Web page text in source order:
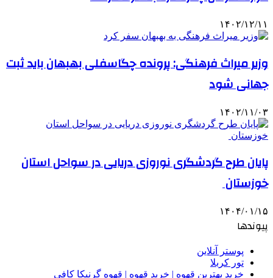
۱۴۰۲/۱۲/۱۱
وزیر میراث فرهنگی: پرونده چگاسفلی بهبهان باید ثبت
جهانی شود
۱۴۰۲/۱۱/۰۳
پایان طرح گردشگری نوروزی دریایی در سواحل استان
خوزستان
۱۴۰۴/۰۱/۱۵
پیوندها
پوستر آنلاین
تور کربلا
خرید بهترین قهوه | خرید قهوه | قهوه گرنیکا کافی